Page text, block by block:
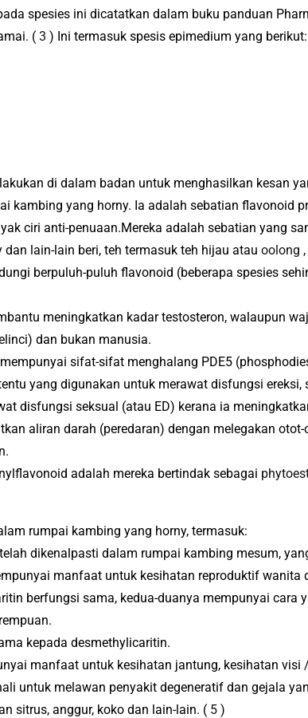
spesies ini dicatatkan dalam buku panduan
( 3 ) Ini termasuk spesis epimedium yang berikut:
di dalam badan untuk menghasilkan kesan
kambing yang horny. Ia adalah sebatian flavonoid
ciri anti-penuaan.Mereka adalah sebatian yang
lain-lain beri, teh termasuk teh hijau atau oolong
berpuluh-puluh flavonoid (beberapa spesies
meningkatkan kadar testosteron, walaupun
dan bukan manusia.
sifat-sifat menghalang PDE5
yang digunakan untuk merawat disfungsi
disfungsi seksual (atau ED) kerana ia
aliran darah (peredaran) dengan melegakan
adalah mereka bertindak sebagai
rumpai kambing yang horny, termasuk:
dikenalpasti dalam rumpai kambing mesum,
manfaat untuk kesihatan reproduktif wanita
berfungsi sama, kedua-duanya mempunyai cara
kepada desmethylicaritin.
manfaat untuk kesihatan jantung, kesihatan visi
untuk melawan penyakit degeneratif dan gejala
sitrus, anggur, koko dan lain-lain. ( 5 )